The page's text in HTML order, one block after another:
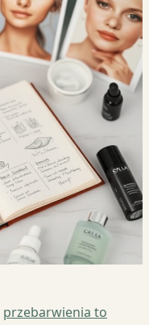
przebarwienia to